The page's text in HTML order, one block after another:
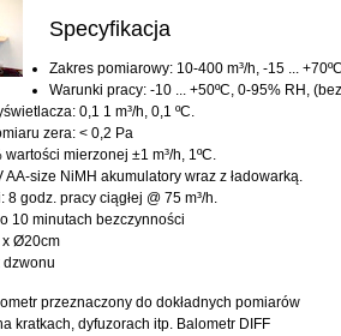
Specyfikacja
Zakres pomiarowy: 10-400 m³/h, -15 ...
Warunki pracy: -10 ... +50ºC, 0-95% RH,
0,1 1 m³/h, 0,1 ºC.
zera: < 0,2 Pa
wartości mierzonej ±1 m³/h, 1ºC.
AA-size NiMH akumulatory wraz z ładowarką.
8 godz. pracy ciągłej @ 75 m³/h.
10 minutach bezczynności
x Ø20cm
dzwonu
przeznaczony do dokładnych pomiarów
kratkach, dyfuzorach itp. Balometr DIFF